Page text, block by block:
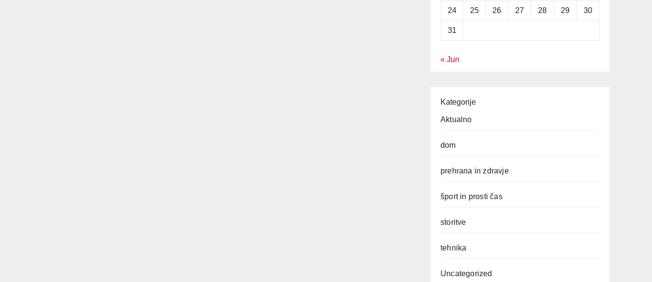
24 25 26 27 28 29 30
31
« Jun
Kategorije
Aktualno
dom
prehrana in zdravje
šport in prosti čas
storitve
tehnika
Uncategorized